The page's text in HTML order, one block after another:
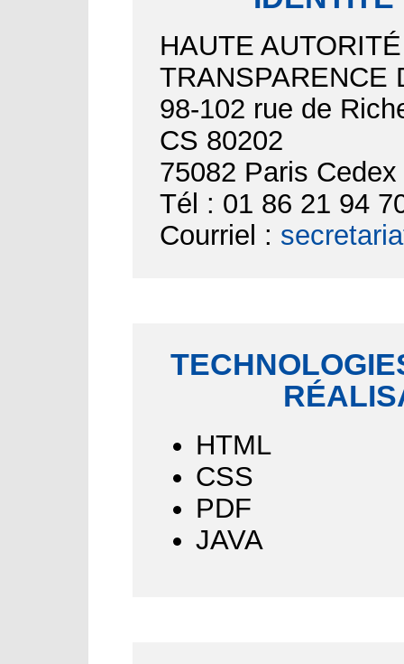
HAUTE
TRANSPARENCE
98-102 rue de
CS 80202
75082 Paris Cedex
Tél : 01 86 21 94
Courriel :
HTML
CSS
PDF
JAVA